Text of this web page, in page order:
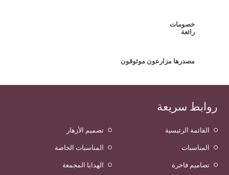
خصومات
رائعة
مصدرها مزارعون موثوقون
روابط سريعة
القائمة الرئيسية تصميم الأزهار
المناسبات المناسبات الخاصة
تصاميم فاخرة الهدايا المجمعة